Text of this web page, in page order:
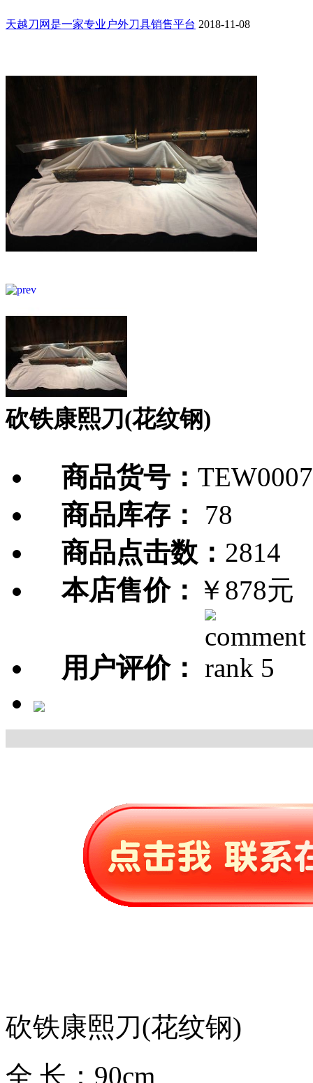
天越刀网是一家专业户外刀具销售平台 2018-11-08
砍铁康熙刀(花纹钢)
商品货号：
商品库存：
78
商品点击数： 2814
本店售价： ￥878元
用户评价：
砍铁康熙刀(花纹钢)
全 长：90cm